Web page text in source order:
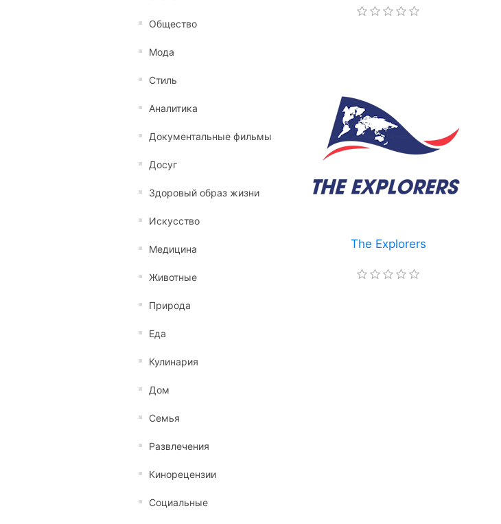
Общество
Мода
Стиль
Аналитика
Документальные фильмы
Досуг
Здоровый образ жизни
Искусство
Медицина
Животные
Природа
Еда
Кулинария
Дом
Семья
Развлечения
Кинорецензии
Социальные
The Explorers